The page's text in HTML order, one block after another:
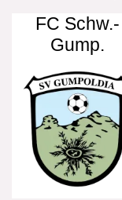
FC Schw.-
Gump.